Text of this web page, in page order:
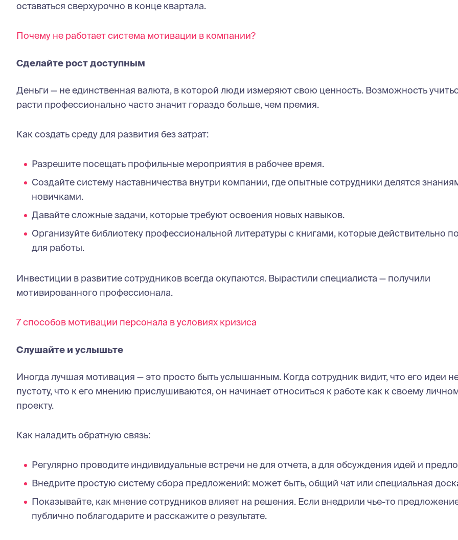
оставаться сверхурочно в конце квартала.
Почему не работает система мотивации в компании?
Сделайте рост доступным
Деньги — не единственная валюта, в которой люди измеряют свою ценность. Возможность
расти профессионально часто значит гораздо больше, чем премия.
Как создать среду для развития без затрат:
Разрешите посещать профильные мероприятия в рабочее время.
Создайте систему наставничества внутри компании, где опытные сотрудники делятся
новичками.
Давайте сложные задачи, которые требуют освоения новых навыков.
Организуйте библиотеку профессиональной литературы с книгами, которые действительно
для работы.
Инвестиции в развитие сотрудников всегда окупаются. Вырастили специалиста — получили
мотивированного профессионала.
7 способов мотивации персонала в условиях кризиса
Слушайте и услышьте
Иногда лучшая мотивация — это просто быть услышанным. Когда сотрудник видит, что его идеи
пустоту, что к его мнению прислушиваются, он начинает относиться к работе как к своему
проекту.
Как наладить обратную связь:
Регулярно проводите индивидуальные встречи не для отчета, а для обсуждения идей и
Внедрите простую систему сбора предложений: может быть, общий чат или специальная
Показывайте, как мнение сотрудников влияет на решения. Если внедрили чье-то
публично поблагодарите и расскажите о результате.